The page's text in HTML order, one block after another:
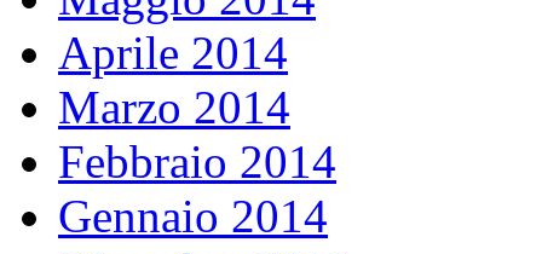
Aprile 2014
Marzo 2014
Febbraio 2014
Gennaio 2014